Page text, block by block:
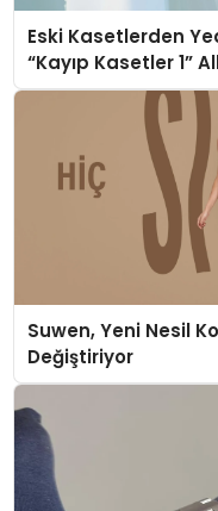
Eski Kasetlerden
“Kayıp Kasetler 1”
Suwen, Yeni Nesil
Değiştiriyor